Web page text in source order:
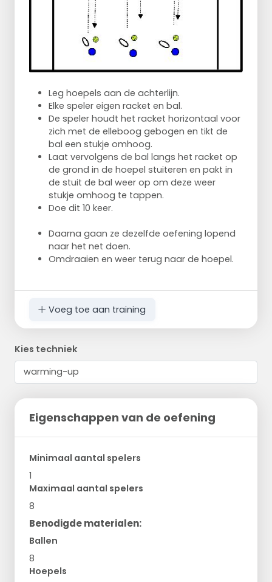
Leg hoepels aan de achterlijn.
Elke speler eigen racket en bal.
De speler houdt het racket horizontaal voor
zich met de elleboog gebogen en tikt de
bal een stukje omhoog.
Laat vervolgens de bal langs het racket op
de grond in de hoepel stuiteren en pakt in
de stuit de bal weer op om deze weer
stukje omhoog te tappen.
Doe dit 10 keer.
Daarna gaan ze dezelfde oefening lopend
naar het net doen.
Omdraaien en weer terug naar de hoepel.
Voeg toe aan training
Kies techniek
Eigenschappen van de oefening
Minimaal aantal spelers
1
Maximaal aantal spelers
8
Benodigde materialen:
Ballen
8
Hoepels